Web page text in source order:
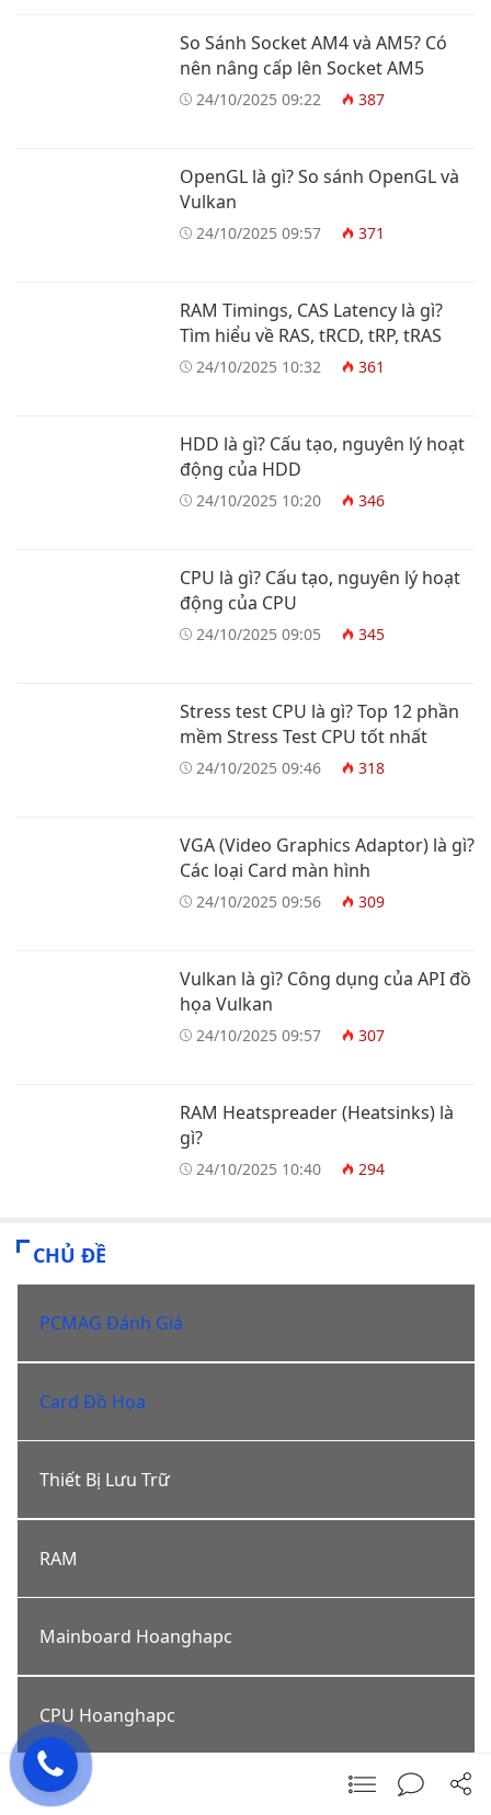
So Sánh Socket AM4 và AM5? Có
nên nâng cấp lên Socket AM5
24/10/2025 09:22 387
OpenGL là gì? So sánh OpenGL và
Vulkan
24/10/2025 09:57 371
RAM Timings, CAS Latency là gì?
Tìm hiểu về RAS, tRCD, tRP, tRAS
24/10/2025 10:32 361
HDD là gì? Cấu tạo, nguyên lý hoạt
động của HDD
24/10/2025 10:20 346
CPU là gì? Cấu tạo, nguyên lý hoạt
động của CPU
24/10/2025 09:05 345
Stress test CPU là gì? Top 12 phần
mềm Stress Test CPU tốt nhất
24/10/2025 09:46 318
VGA (Video Graphics Adaptor) là gì?
Các loại Card màn hình
24/10/2025 09:56 309
Vulkan là gì? Công dụng của API đồ
họa Vulkan
24/10/2025 09:57 307
RAM Heatspreader (Heatsinks) là
gì?
24/10/2025 10:40 294
CHỦ ĐỀ
PCMAG Đánh Giá
Card Đồ Họa
Thiết Bị Lưu Trữ
RAM
Mainboard Hoanghapc
CPU Hoanghapc
https://hoanghapc.vn/buildpc